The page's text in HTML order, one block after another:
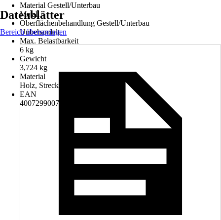
Material Gestell/Unterbau
Metall
Oberflächenbehandlung Gestell/Unterbau
Unbehandelt
Max. Belastbarkeit
6 kg
Gewicht
3,724 kg
Material
Holz, Streckmetall
EAN
4007299007532
Datenblätter
Bereich überspringen